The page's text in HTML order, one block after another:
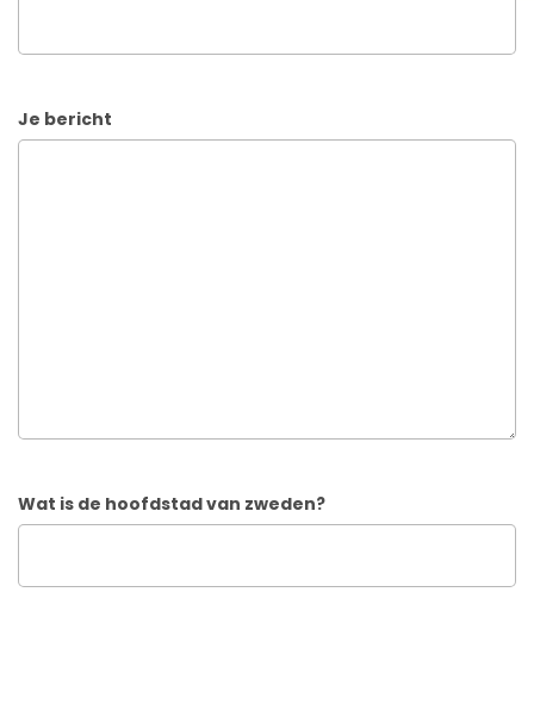
Je bericht
Wat is de hoofdstad van zweden?